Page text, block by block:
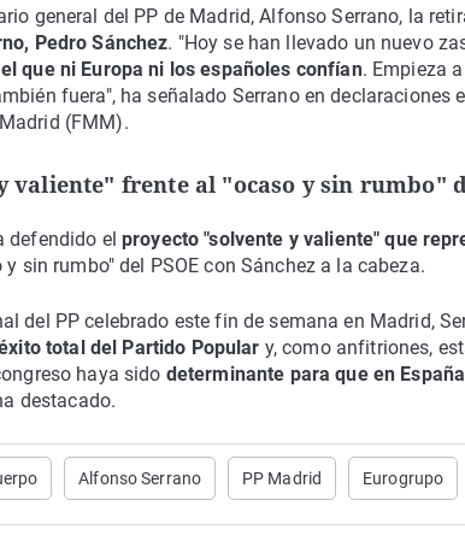
general del PP de Madrid, Alfonso Serrano, la
Pedro Sánchez. "Hoy se han llevado un nuevo
que ni Europa ni los españoles confían. Empieza
fuera", ha señalado Serrano en declaraciones
(FMM).
valiente" frente al "ocaso y sin rumbo"
defendido el proyecto "solvente y valiente" que
sin rumbo" del PSOE con Sánchez a la cabeza.
del PP celebrado este fin de semana en Madrid,
total del Partido Popular y, como anfitriones,
haya sido determinante para que en
destacado.
Alfonso Serrano PP Madrid Eurogrupo